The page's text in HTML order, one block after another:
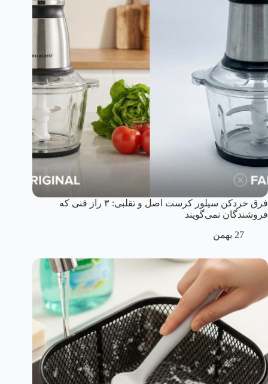
فرق خردکن سیلور کرست اصل و تقلبی: ۳ راز فنی که
فروشندگان نمی‌گویند
27 بهمن